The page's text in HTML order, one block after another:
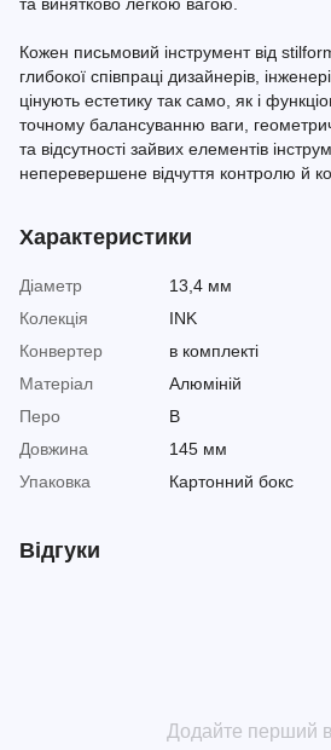
Кожен письмовий інструмент від
глибокої співпраці дизайнерів,
цінують естетику так само, як і
точному балансуванню ваги,
та відсутності зайвих елементів
неперевершене відчуття контролю й
Характеристики
Діаметр
13,4 мм
Колекція
INK
Конвертер
в комплекті
Матеріал
Алюміній
Перо
B
Довжина
145 мм
Упаковка
Картонний бокс
Відгуки
Додайте перший